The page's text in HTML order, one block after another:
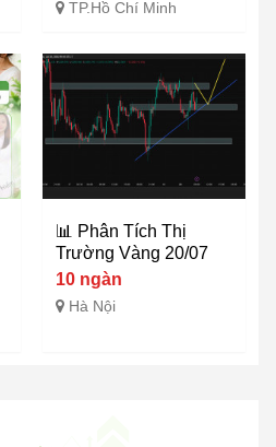
TP.Hồ Chí Minh
📊 Phân Tích Thị
Trường Vàng 20/07
10 ngàn
Hà Nội